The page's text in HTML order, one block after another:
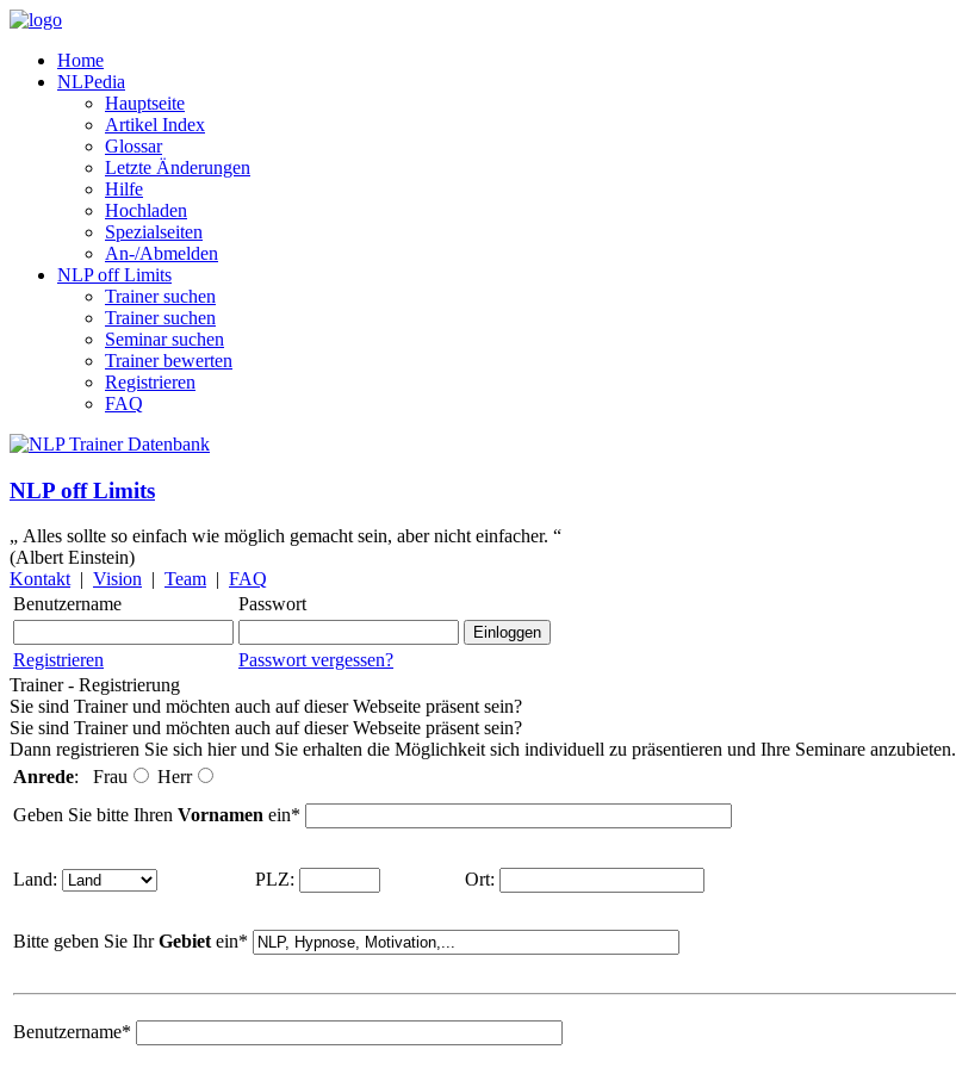
Home
NLPedia
Hauptseite
Artikel Index
Glossar
Letzte Änderungen
Hilfe
Hochladen
Spezialseiten
An-/Abmelden
NLP off Limits
Trainer suchen
Trainer suchen
Seminar suchen
Trainer bewerten
Registrieren
FAQ
NLP off Limits
„ Alles sollte so einfach wie möglich gemacht sein, aber nicht einfacher. “
(Albert Einstein)
Kontakt| Vision | Team | FAQ
Benutzername
Passwort
Registrieren
Passwort vergessen?
Trainer - Registrierung
Sie sind Trainer und möchten auch auf dieser Webseite präsent sein?
Sie sind Trainer und möchten auch auf dieser Webseite präsent sein?
Dann registrieren Sie sich hier und Sie erhalten die Möglichkeit sich individuell zu präsentieren und Ihre Seminare anzubieten.
Anrede: Frau
Herr
Geben Sie bitte Ihren Vornamen ein*
Land: PLZ: Ort:
Bitte geben Sie IhrGebietein*
Benutzername*